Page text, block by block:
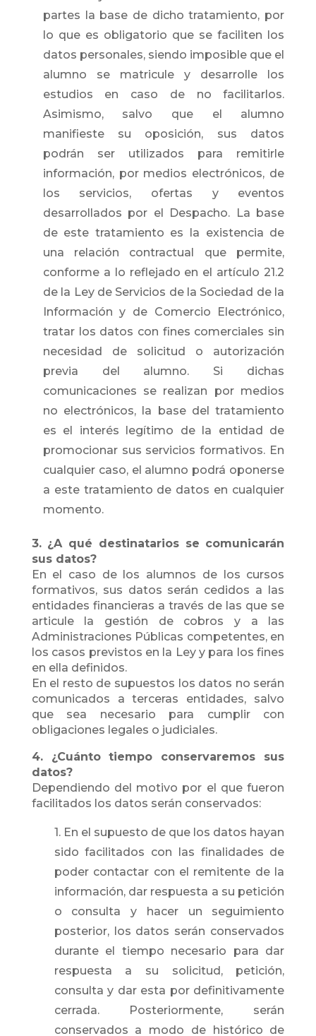
partes la base de dicho tratamiento, por
lo que es obligatorio que se faciliten los
datos personales, siendo imposible que el
alumno se matricule y desarrolle los
estudios en caso de no facilitarlos.
Asimismo, salvo que el alumno
manifieste su oposición, sus datos
podrán ser utilizados para remitirle
información, por medios electrónicos, de
los servicios, ofertas y eventos
desarrollados por el Despacho. La base
de este tratamiento es la existencia de
una relación contractual que permite,
conforme a lo reflejado en el artículo 21.2
de la Ley de Servicios de la Sociedad de la
Información y de Comercio Electrónico,
tratar los datos con fines comerciales sin
necesidad de solicitud o autorización
previa del alumno. Si dichas
comunicaciones se realizan por medios
no electrónicos, la base del tratamiento
es el interés legítimo de la entidad de
promocionar sus servicios formativos. En
cualquier caso, el alumno podrá oponerse
a este tratamiento de datos en cualquier
momento.
3. ¿A qué destinatarios se comunicarán
sus datos?
En el caso de los alumnos de los cursos
formativos, sus datos serán cedidos a las
entidades financieras a través de las que se
articule la gestión de cobros y a las
Administraciones Públicas competentes, en
los casos previstos en la Ley y para los fines
en ella definidos.
En el resto de supuestos los datos no serán
comunicados a terceras entidades, salvo
que sea necesario para cumplir con
obligaciones legales o judiciales.
4. ¿Cuánto tiempo conservaremos sus
datos?
Dependiendo del motivo por el que fueron
facilitados los datos serán conservados:
1. En el supuesto de que los datos hayan
sido facilitados con las finalidades de
poder contactar con el remitente de la
información, dar respuesta a su petición
o consulta y hacer un seguimiento
posterior, los datos serán conservados
durante el tiempo necesario para dar
respuesta a su solicitud, petición,
consulta y dar esta por definitivamente
cerrada. Posteriormente, serán
conservados a modo de histórico de